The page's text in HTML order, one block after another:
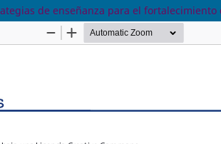
de enseñanza para el